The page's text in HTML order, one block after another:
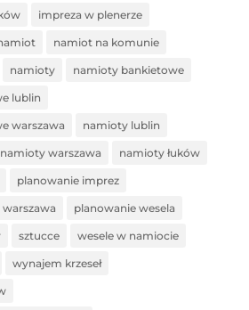
impreza w plenerze
namiot na komunie
namioty namioty bankietowe
lublin
warszawa namioty lublin
namioty warszawa namioty łuków
planowanie imprez
planowanie wesela
sztucce wesele w namiocie
wynajem krzeseł